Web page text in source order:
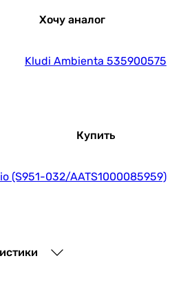
Хочу аналог
Kludi Ambienta 535900575
Купить
(S951-032/AATS1000085959)
Купить